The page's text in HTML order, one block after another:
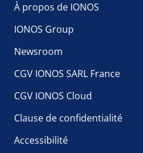
À propos de IONOS
IONOS Group
Newsroom
CGV IONOS SARL France
CGV IONOS Cloud
Clause de confidentialité
Accessibilité